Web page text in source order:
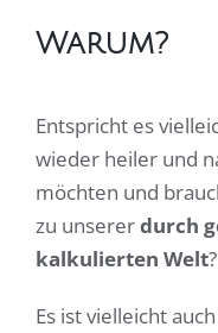
Warum?
Entspricht es
wieder heiler und
möchten und
zu unsererdurch
kalkulierten Welt?
Es ist vielleicht